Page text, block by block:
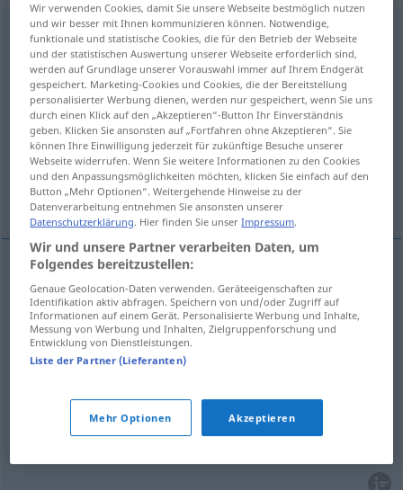
Unbelehrbarkeitf <Unbelehrbarkeit;keinpl>
Übersicht aller Übersetzungen
(Für mehr Details die Übersetzung anklicken/antippen)
incorrigibility, inveterate nature,
unreconstructed nature
unteachableness
incorrigibility Unbelehrbarkeit
inveteratenature Unbelehrbarkeitvon Fanatiker
Faschist, Rassist, Kommunist
Wir verwenden Cookies, damit Sie unsere Webseite bestmöglich nutzen
und wir besser mit Ihnen kommunizieren können. Notwendige,
funktionale und statistische Cookies, die für den Betrieb der Webseite
und der statistischen Auswertung unserer Webseite erforderlich sind,
werden auf Grundlage unserer Vorauswahl immer auf Ihrem Endgerät
gespeichert. Marketing-Cookies und Cookies, die der Bereitstellung
personalisierter Werbung dienen, werden nur gespeichert, wenn Sie uns
durch einen Klick auf den „Akzeptieren“-Button Ihr Einverständnis
geben. Klicken Sie ansonsten auf „Fortfahren ohne Akzeptieren“. Sie
können Ihre Einwilligung jederzeit für zukünftige Besuche unserer
Webseite widerrufen. Wenn Sie weitere Informationen zu den Cookies
und den Anpassungsmöglichkeiten möchten, klicken Sie einfach auf den
Button „Mehr Optionen“. Weitergehende Hinweise zu der
Datenverarbeitung entnehmen Sie ansonsten unserer
Datenschutzerklärung. Hier finden Sie unserImpressum.
Wir und unsere Partner verarbeiten Daten, um
Folgendes bereitzustellen:
Genaue Geolocation-Daten verwenden. Geräteeigenschaften zur
Identifikation aktiv abfragen. Speichern von und/oder Zugriff auf
Informationen auf einem Gerät. Personalisierte Werbung und Inhalte,
Messung von Werbung und Inhalten, Zielgruppenforschung und
Entwicklung von Dienstleistungen.
Liste der Partner (Lieferanten)
Mehr Optionen Akzeptieren